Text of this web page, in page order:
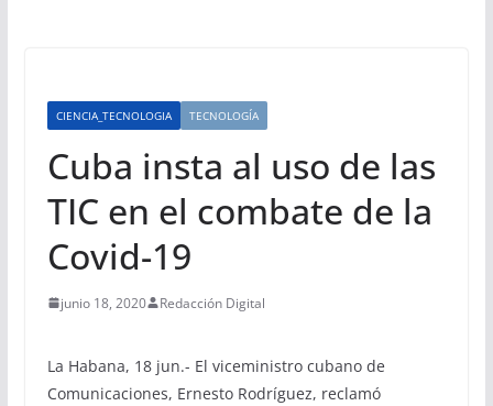
CIENCIA_TECNOLOGIA TECNOLOGÍA
Cuba insta al uso de las
TIC en el combate de la
Covid-19
junio 18, 2020 Redacción Digital
La Habana, 18 jun.- El viceministro cubano de
Comunicaciones, Ernesto Rodríguez, reclamó